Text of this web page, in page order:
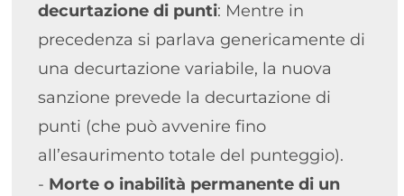
decurtazione di punti: Mentre in
precedenza si parlava genericamente di
una decurtazione variabile, la nuova
sanzione prevede la decurtazione di
punti (che può avvenire fino
all’esaurimento totale del punteggio).
- Morte o inabilità permanente di un